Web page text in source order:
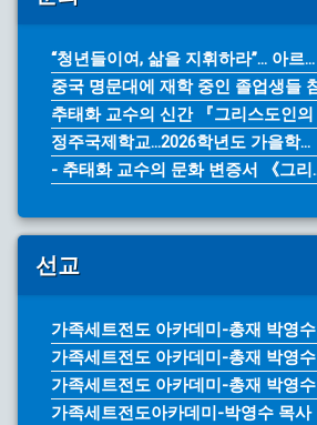
“청년들이여, 삶을 지휘하라”… 아르...
중국 명문대에 재학 중인 졸업생들
추태화 교수의 신간 『그리스도인의
정주국제학교...2026학년도 가을학...
- 추태화 교수의 문화 변증서 《그리
선교
가족세트전도 아카데미-총재 박영수
가족세트전도 아카데미-총재 박영수
가족세트전도 아카데미-총재 박영수
가족세트전도아카데미-박영수 목사